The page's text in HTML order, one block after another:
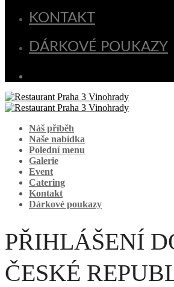
KONTAKT
DÁRKOVÉ POUKAZY
Náš příběh
Naše nabídka
Polední menu
Galerie
Event
Catering
Kontakt
Dárkové poukazy
PŘIHLÁŠENÍ
ČESKÉ